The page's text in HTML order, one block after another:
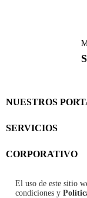
NUESTROS
SERVICIOS
CORPORATIVO
El uso de este sitio
condiciones y